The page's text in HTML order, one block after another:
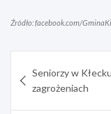
Źródło: facebook.com/
wpisu
Seniorzy w
zagrożeniach